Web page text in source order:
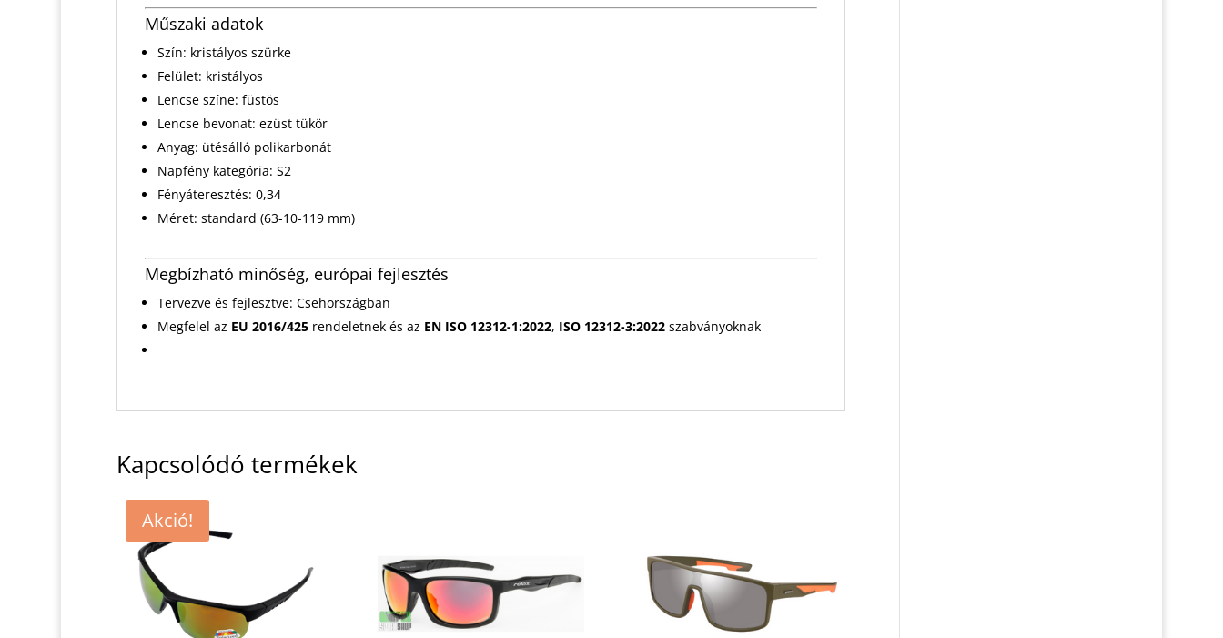
Műszaki adatok
Szín: kristályos szürke
Felület: kristályos
Lencse színe: füstös
Lencse bevonat: ezüst tükör
Anyag: ütésálló polikarbonát
Napfény kategória: S2
Fényáteresztés: 0,34
Méret: standard (63-10-119 mm)
Megbízható minőség, európai fejlesztés
Tervezve és fejlesztve: Csehországban
Megfelel az EU 2016/425rendeletnek és az EN ISO 12312-1:2022, ISO 12312-3:2022szabványoknak
Kapcsolódó termékek
Akció!